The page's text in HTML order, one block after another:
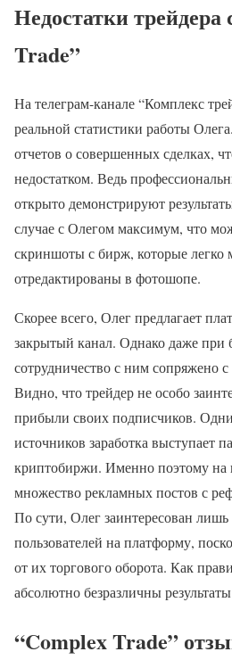
Недостатки трейдера
Trade”
На телеграм-канале “Комплекс
реальной статистики работы
отчетов о совершенных сделках,
недостатком. Ведь
открыто демонстрируют
случае с Олегом максимум, что
скриншоты с бирж, которые легко
отредактированы в фотошопе.
Скорее всего, Олег предлагает
закрытый канал. Однако даже при
сотрудничество с ним сопряжено
Видно, что трейдер не особо
прибыли своих подписчиков.
источников заработка выступает
криптобиржи. Именно поэтому на
множество рекламных постов с
По сути, Олег заинтересован
пользователей на платформу,
от их торгового оборота. Как
абсолютно безразличны
“Complex Trade”